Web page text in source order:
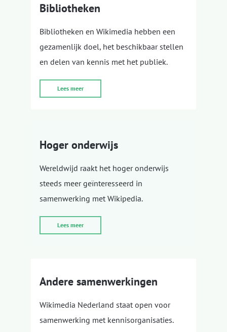
Bibliotheken
Bibliotheken en Wikimedia hebben een
gezamenlijk doel, het beschikbaar stellen
en delen van kennis met het publiek.
Lees meer
Hoger onderwijs
Wereldwijd raakt het hoger onderwijs
steeds meer geïnteresseerd in
samenwerking met Wikipedia.
Lees meer
Andere samenwerkingen
Wikimedia Nederland staat open voor
samenwerking met kennisorganisaties.